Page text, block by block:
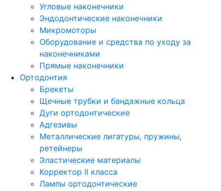
Угловые наконечники
Эндодонтические наконечники
Микромоторы
Оборудование и средства по уходу за
наконечниками
Прямые наконечники
Ортодонтия
Брекеты
Щечные трубки и бандажные кольца
Дуги ортодонтические
Адгезивы
Металлические лигатуры, пружины,
ретейнеры
Эластические материалы
Корректор II класса
Лампы ортодонтические